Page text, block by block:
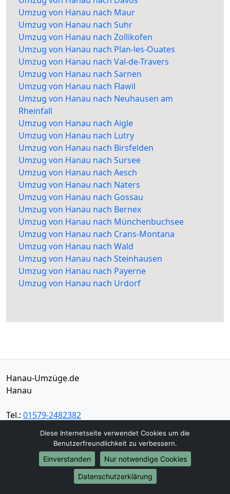
Umzug von Hanau nach Maur
Umzug von Hanau nach Suhr
Umzug von Hanau nach Zollikofen
Umzug von Hanau nach Plan-les-Ouates
Umzug von Hanau nach Val-de-Travers
Umzug von Hanau nach Sarnen
Umzug von Hanau nach Flawil
Umzug von Hanau nach Neuhausen am
Rheinfall
Umzug von Hanau nach Aigle
Umzug von Hanau nach Lutry
Umzug von Hanau nach Birsfelden
Umzug von Hanau nach Sursee
Umzug von Hanau nach Aesch
Umzug von Hanau nach Naters
Umzug von Hanau nach Gossau
Umzug von Hanau nach Bernex
Umzug von Hanau nach Münchenbuchsee
Umzug von Hanau nach Crans-Montana
Umzug von Hanau nach Wald
Umzug von Hanau nach Steinhausen
Umzug von Hanau nach Payerne
Umzug von Hanau nach Urdorf
Hanau-Umzüge.de
Hanau
Tel.: 01579-2482382
Öffnungszeiten:Mo - Sa: 07:30 - 17:00 Uhr
Diese Internetseite verwendet Cookies um die
Benutzerfreundlichkeit zu verbessern.
Einverstanden
Nur notwendige Cookies
Datenschutzerklärung